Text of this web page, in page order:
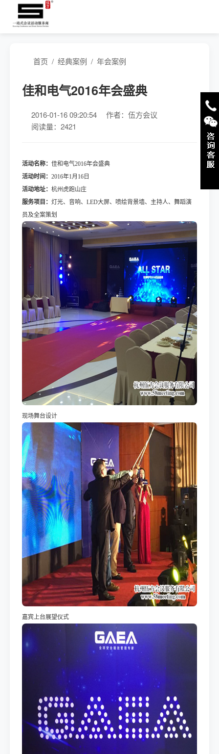
首页 / 经典案例 / 年会案例
佳和电气2016年会盛典
2016-01-16 09:20:54
作者：伍方会议
阅读量：2421
活动名称： 佳和电气2016年会盛典
活动时间： 2016年1月16日
活动地址： 杭州虎跑山庄
服务项目： 灯光、音响、LED大屏、喷绘背景墙、主持人、舞蹈演
员及全案策划
现场舞台设计
嘉宾上台展望仪式